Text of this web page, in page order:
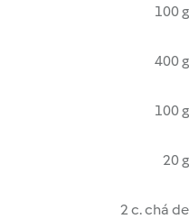
100 g
400 g
100 g
20 g
2 c. chá de